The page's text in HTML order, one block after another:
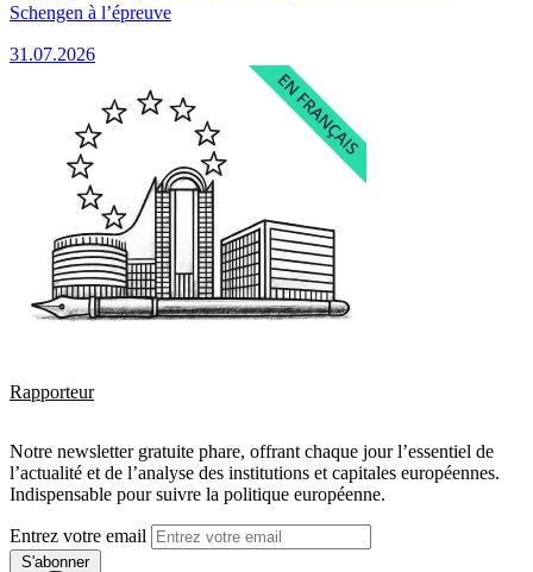
Schengen à l’épreuve
31.07.2026
Rapporteur
Notre newsletter gratuite phare, offrant chaque jour l’essentiel de
l’actualité et de l’analyse des institutions et capitales européennes.
Indispensable pour suivre la politique européenne.
Entrez votre email
S'abonner